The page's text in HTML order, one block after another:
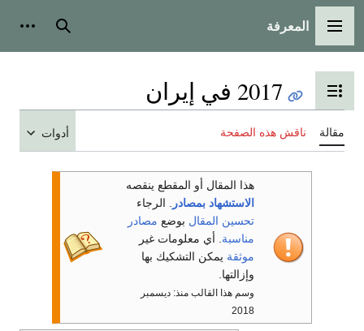
القائمة الرئيسية
المعرفة بحث
تبديل عرض جدول المحتويات
2017 في إيران
مقالة ناقش هذه الصفحة أدوات
هذا المقال أو المقطع ينقصه
الاستشهاد بمصادر
. الرجاء
تحسين المقال بوضع مصادر
مناسبة . أي معلومات غير
موثقة يمكن التشكيك بها
وإزالتها.
وسم هذا القالب منذ: ديسمبر
2018